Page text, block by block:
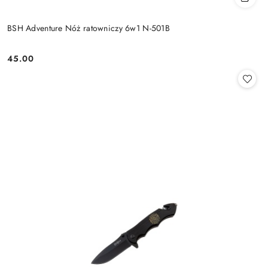
BSH Adventure Nóż ratowniczy 6w1 N-501B
Cena:
45.00